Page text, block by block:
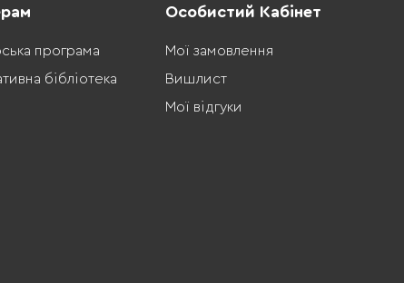
програма
бібліотека
Особистий Кабінет
Мої замовлення
Вишлист
Мої відгуки